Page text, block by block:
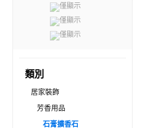
僅顯示
僅顯示
僅顯示
類別
居家裝飾
芳香用品
石膏擴香石